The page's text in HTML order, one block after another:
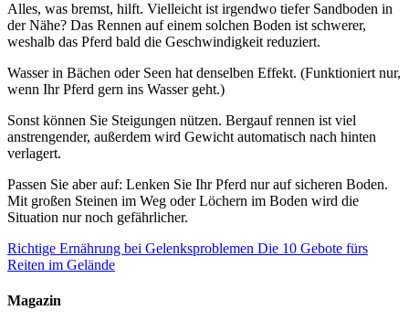
Alles, was bremst, hilft. Vielleicht ist irgendwo tiefer Sandboden in
der Nähe? Das Rennen auf einem solchen Boden ist schwerer,
weshalb das Pferd bald die Geschwindigkeit reduziert.
Wasser in Bächen oder Seen hat denselben Effekt. (Funktioniert nur,
wenn Ihr Pferd gern ins Wasser geht.)
Sonst können Sie Steigungen nützen. Bergauf rennen ist viel
anstrengender, außerdem wird Gewicht automatisch nach hinten
verlagert.
Passen Sie aber auf: Lenken Sie Ihr Pferd nur auf sicheren Boden.
Mit großen Steinen im Weg oder Löchern im Boden wird die
Situation nur noch gefährlicher.
Richtige Ernährung bei Gelenksproblemen Die 10 Gebote fürs
Reiten im Gelände
Magazin